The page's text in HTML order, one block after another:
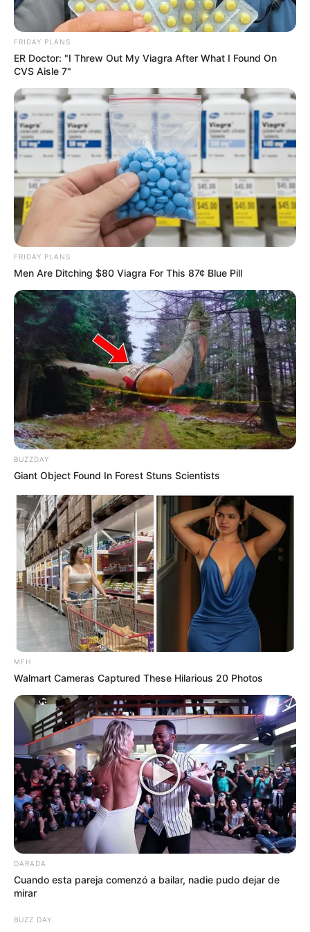
VIII. Alternativas y
Complementos al Té de Perejil
Además del té de perejil, hay otras hierbas y
remedios naturales que pueden apoyar la salud
renal:
FRIDAY PLANS
ER Doctor: "I Threw Out My Viagra After What I Found On
CVS Aisle 7"
FRIDAY PLANS
Men Are Ditching $80 Viagra For This 87¢ Blue Pill
BUZZDAY
Giant Object Found In Forest Stuns Scientists
MFH
Walmart Cameras Captured These Hilarious 20 Photos
DARADA
Cuando esta pareja comenzó a bailar, nadie pudo dejar de
mirar
BUZZ DAY